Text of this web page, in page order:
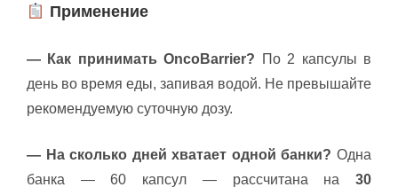
Применение
— Как принимать OncoBarrier? По 2 капсулы в
день во время еды, запивая водой. Не превышайте
рекомендуемую суточную дозу.
— На сколько дней хватает одной банки? Одна
банка — 60 капсул — рассчитана на 30